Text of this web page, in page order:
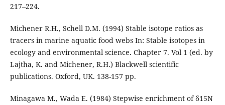
217–224.
Michener R.H., Schell D.M. (1994) Stable isotope ratios as
tracers in marine aquatic food webs In: Stable isotopes in
ecology and environmental science. Chapter 7. Vol 1 (ed. by
Lajtha, K. and Michener, R.H.) Blackwell scientific
publications. Oxford, UK. 138-157 pp.
Minagawa M., Wada E. (1984) Stepwise enrichment of δ15N